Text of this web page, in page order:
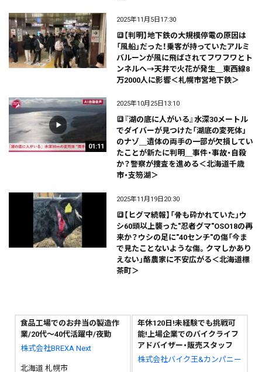
2025年11月5日17:30
🔳【判明】地下鉄の大規模停電の原因は
「風船」だった！乗客が持っていたアルミ
バルーンが風に飛ばされてフワフワとト
ンネルへ→天井で火花が発生＿東西線8
万2000人に影響＜札幌市営地下鉄＞
01:11
2025年10月25日13:10
🔳『湖の底に人がいる』水深30メートル
でダイバーが見つけた「湖底の変死体」
のナゾ＿遺体の両手の一部が欠損してい
たことが新たに判明＿事件・事故・自殺
か？警察が捜査を進める＜北海道千歳
市・支笏湖＞
2025年11月19日20:30
🔳【ヒグマ続報】「骨も砕かれていた」ウ
シ60頭以上襲った"忍者グマ"OSO18の再
来か？ウシの足に"40センチ"の傷「今ま
で見たことないような傷。クマしかあり
えない」酪農家に不安広がる＜北海道標
茶町＞
食品工場でのお弁当の製造作
業/20代～40代活躍中/夜勤
株式会社BREXA Next
北海道 札幌市
年休120日!未経験でも挑戦可
能!上場企業でのバイクライフ
アドバイザー・販売スタッフ
株式会社バイク王&カンパニー